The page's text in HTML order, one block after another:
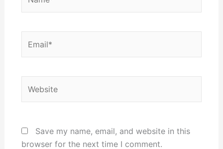
Save my name, email, and website in this
browser for the next time I comment.